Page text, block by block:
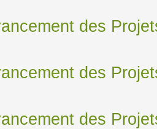
des
des
des